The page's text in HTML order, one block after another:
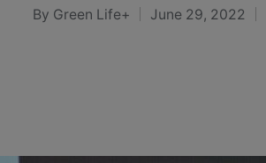
Posted
By Green Life+ June 29, 2022